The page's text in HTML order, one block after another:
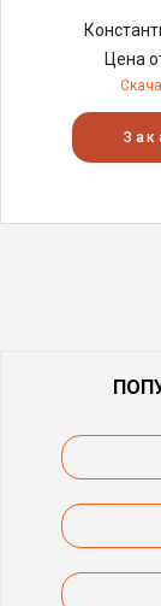
Цена